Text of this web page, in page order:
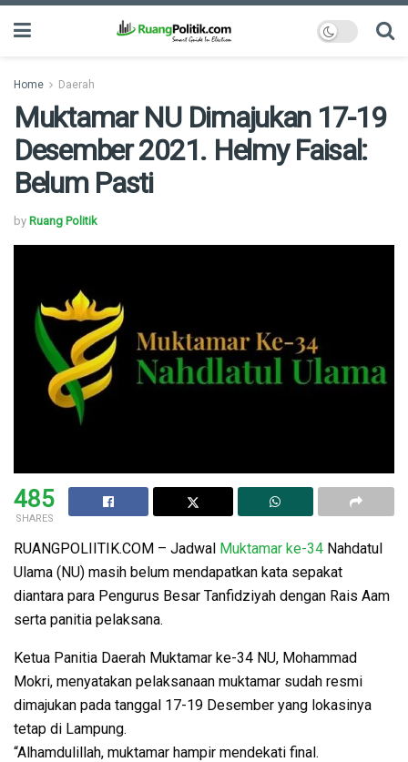
Home Daerah
Muktamar NU Dimajukan 17-19
Desember 2021. Helmy Faisal:
Belum Pasti
by Ruang Politik
485
SHARES
RUANGPOLIITIK.COM – Jadwal Muktamar ke-34 Nahdatul
Ulama (NU) masih belum mendapatkan kata sepakat
diantara para Pengurus Besar Tanfidziyah dengan Rais Aam
serta panitia pelaksana.
Ketua Panitia Daerah Muktamar ke-34 NU, Mohammad
Mokri, menyatakan pelaksanaan muktamar sudah resmi
dimajukan pada tanggal 17-19 Desember yang lokasinya
tetap di Lampung.
“Alhamdulillah, muktamar hampir mendekati final.